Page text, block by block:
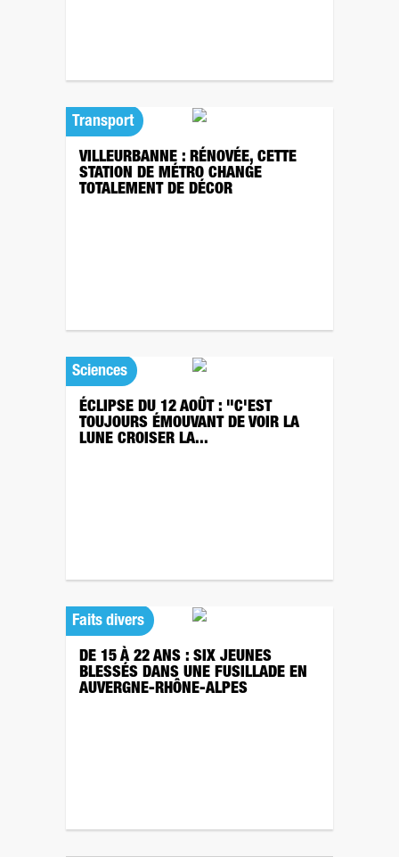
Transport
VILLEURBANNE : RÉNOVÉE, CETTE
STATION DE MÉTRO CHANGE
TOTALEMENT DE DÉCOR
Sciences
ÉCLIPSE DU 12 AOÛT : "C'EST
TOUJOURS ÉMOUVANT DE VOIR LA
LUNE CROISER LA...
Faits divers
DE 15 À 22 ANS : SIX JEUNES
BLESSÉS DANS UNE FUSILLADE EN
AUVERGNE-RHÔNE-ALPES